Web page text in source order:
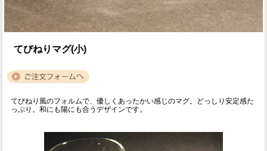
てびねりマグ(小)
てびねり風のフォルムで、優しくあったかい感じのマグ。どっしり安定感た
っぷり。和にも陽にも合うデザインです。